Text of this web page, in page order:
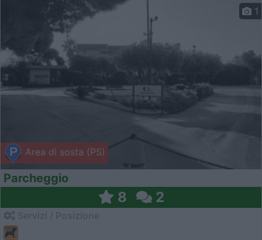
Area di sosta (PS)
1
Parcheggio
8 2